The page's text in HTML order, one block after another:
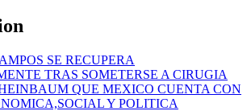
SE RECUPERA
TRAS SOMETERSE A CIRUGIA
QUE MEXICO CUENTA CON
Y POLITICA